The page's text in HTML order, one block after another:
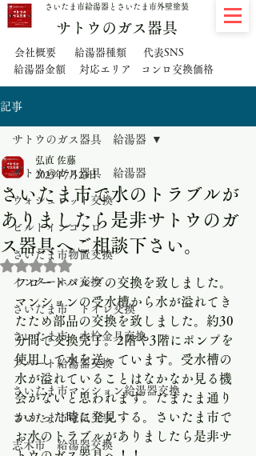
さいたま市給湯器とさいたま市外壁塗装
サトウのガス器具
会社概要 給湯器種類
代表SNS
給湯器金額
対応エリア コンロ交換価格
記事
サトウのガス器具 給湯器
ウォシュレット交換
ビルトインコンロ
さいたま市物置交換
インターホン交換
さいたま市 トイレ交換
さいたま市 水栓金具交換
アパート給湯器交換
さいたま市マンション給湯器交換
さいたま市電気工事
志木市 給湯器交換
サトウのガス器具 給湯器
さいたま市で水のトラブルが
ありましたら是非サトウのガ
ス器具へご相談下さい。
弘直 佐藤
2023年7月23日
5つ星のうちNaNと評価されています。
フロートバルブの交換を致しました。
マンションの受水槽から水が溢れてき
たため部品の交換を致しました。約30
分間で交換完了。2階や3階にポンプを
使用して水を送っています。受水槽の
水が溢れていることはなかなか見る機
会がないと思われます。たまたま通り
かかった時に発見する。さいたま市で
お水のトラブルがありましたら是非サ